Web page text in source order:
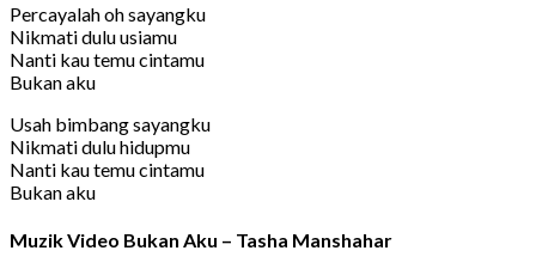
Percayalah oh sayangku
Nikmati dulu usiamu
Nanti kau temu cintamu
Bukan aku
Usah bimbang sayangku
Nikmati dulu hidupmu
Nanti kau temu cintamu
Bukan aku
Muzik Video Bukan Aku – Tasha Manshahar